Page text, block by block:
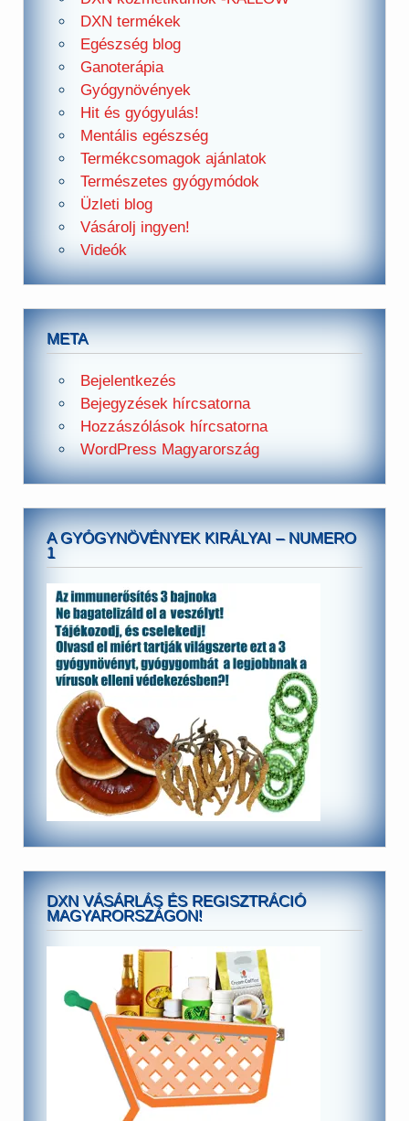
DXN termékek
Egészség blog
Ganoterápia
Gyógynövények
Hit és gyógyulás!
Mentális egészség
Termékcsomagok ajánlatok
Természetes gyógymódok
Üzleti blog
Vásárolj ingyen!
Videók
META
Bejelentkezés
Bejegyzések hírcsatorna
Hozzászólások hírcsatorna
WordPress Magyarország
A GYÓGYNÖVÉNYEK KIRÁLYAI – NUMERO
1
DXN VÁSÁRLÁS ÉS REGISZTRÁCIÓ
MAGYARORSZÁGON!